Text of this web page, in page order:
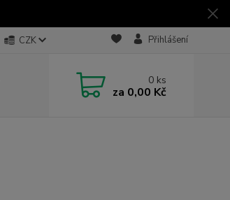
CZK Přihlášení
0 ks
za 0,00 Kč